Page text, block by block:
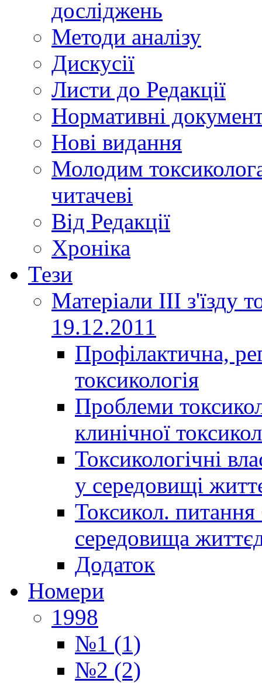
досліджень
Методи аналізу
Дискусії
Листи до Редакції
Нормативні
Нові видання
Молодим
читачеві
Від Редакції
Хроніка
Тези
Матеріали ІІІ з'їзду
19.12.2011
Профілактична,
токсикологія
Проблеми
клинічної
Токсикологічні
у середовищі
Токсикол. питання
середовища
Додаток
Номери
1998
№1 (1)
№2 (2)